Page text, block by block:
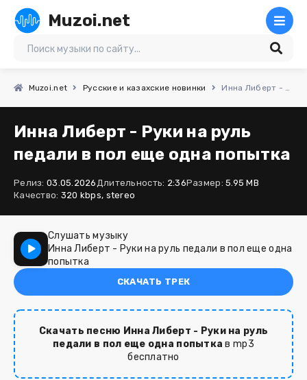
Muzoi.net
Muzoi.net Русские и казахские новинки Инна Либерт - Руки на руль педали в пол еще одна попытка
Инна Либерт - Руки на руль
педали в пол еще одна попытка
Релиз: 03.05.2026Длительность: 2:36Размер: 5.95 MB
Качество: 320 kbps, stereo
Слушать музыку
Инна Либерт - Руки на руль педали в пол еще одна
попытка
СКАЧАТЬ ТРЕК
Скачать песню Инна Либерт - Руки на руль
педали в пол еще одна попытка в mp3
бесплатно